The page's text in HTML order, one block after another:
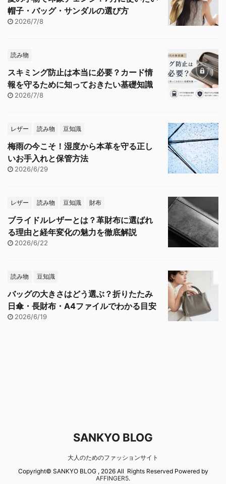
帽子・バッグ・サンダルの選び方
2026/7/8
読み物
スキミング防止は本当に必要？カード情
報を守るために知っておきたい基礎知識
2026/7/8
レザー 読み物 豆知識
梅雨の今こそ！湿度から本革を守る正し
いお手入れと保管方法
2026/6/29
レザー 読み物 豆知識 財布
ブライドルレザーとは？革財布に選ばれ
る理由と経年変化の魅力を徹底解説
2026/6/22
読み物 豆知識
バッグの大きさはどう選ぶ？折りたたみ
日傘・長財布・A4ファイルでわかる目安
2026/6/19
SANKYO BLOG
大人のためのファッションサイト
Copyright© SANKYO BLOG , 2026 All Rights Reserved Powered by
AFFINGER5.